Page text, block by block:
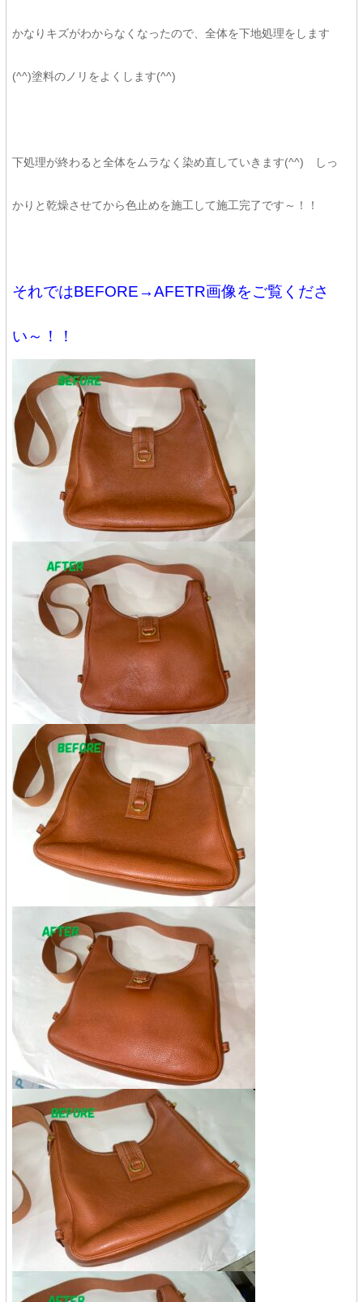
かなりキズがわからなくなったので、全体を下地処理をします
(^^)塗料のノリをよくします(^^)
下処理が終わると全体をムラなく染め直していきます(^^) しっ
かりと乾燥させてから色止めを施工して施工完了です～！！
それではBEFORE→AFETR画像をご覧くださ
い～！！